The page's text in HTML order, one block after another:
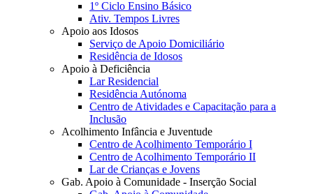
1º Ciclo Ensino Básico
Ativ. Tempos Livres
Apoio aos Idosos
Serviço de Apoio Domiciliário
Residência de Idosos
Apoio à Deficiência
Lar Residencial
Residência Autónoma
Centro de Atividades e Capacitação para a
Inclusão
Acolhimento Infância e Juventude
Centro de Acolhimento Temporário I
Centro de Acolhimento Temporário II
Lar de Crianças e Jovens
Gab. Apoio à Comunidade - Inserção Social